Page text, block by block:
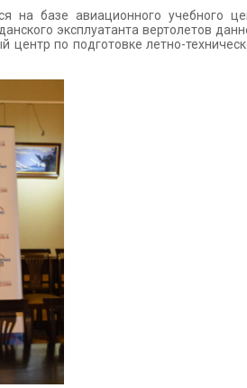
на базе авиационного учебного
эксплуатанта вертолетов
по подготовке летно-